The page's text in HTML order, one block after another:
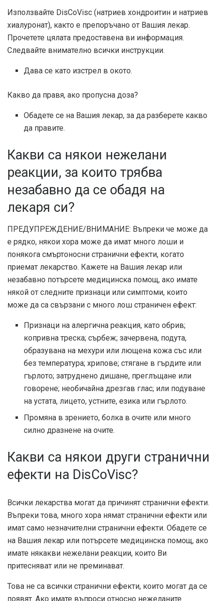
Използвайте DisCoVisc (натриев хондроитин и натриев
хиалуронат), както е препоръчано от Вашия лекар.
Прочетете цялата предоставена ви информация.
Следвайте внимателно всички инструкции.
Дава се като изстрел в окото.
Какво да правя, ако пропусна доза?
Обадете се на Вашия лекар, за да разберете какво
да правите.
Какви са някои нежелани
реакции, за които трябва
незабавно да се обадя на
лекаря си?
ПРЕДУПРЕЖДЕНИЕ/ВНИМАНИЕ: Въпреки че може да
е рядко, някои хора може да имат много лоши и
понякога смъртоносни странични ефекти, когато
приемат лекарство. Кажете на Вашия лекар или
незабавно потърсете медицинска помощ, ако имате
някой от следните признаци или симптоми, които
може да са свързани с много лош страничен ефект:
Признаци на алергична реакция, като обрив;
копривна треска; сърбеж; зачервена, подута,
образувана на мехури или лющена кожа със или
без температура; хрипове; стягане в гърдите или
гърлото; затруднено дишане, преглъщане или
говорене; необичайна дрезгав глас; или подуване
на устата, лицето, устните, езика или гърлото.
Промяна в зрението, болка в очите или много
силно дразнене на очите.
Какви са някои други странични
ефекти на DisCoVisc?
Всички лекарства могат да причинят странични ефекти.
Въпреки това, много хора нямат странични ефекти или
имат само незначителни странични ефекти. Обадете се
на Вашия лекар или потърсете медицинска помощ, ако
имате някакви нежелани реакции, които Ви
притесняват или не преминават.
Това не са всички странични ефекти, които могат да се
появят. Ако имате въпроси относно нежеланите